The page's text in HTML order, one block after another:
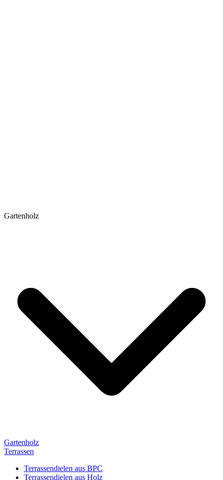
Gartenholz
Gartenholz
Terrassen
Terrassendielen aus BPC
Terrassendielen aus Holz